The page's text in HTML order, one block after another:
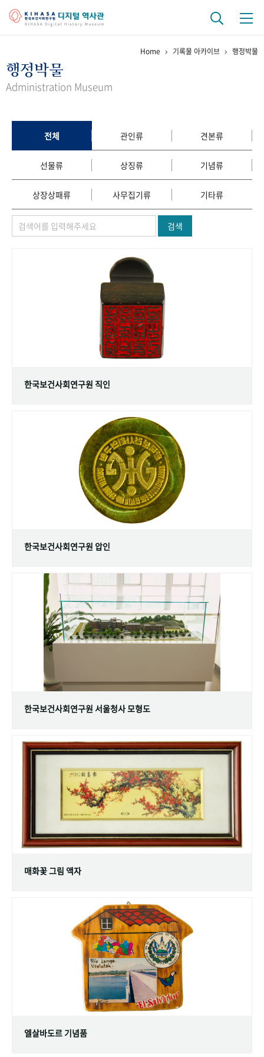
걸어온 길 기관 변천사
정책과 연구 키워드로 보는 연구 역사
연구자들
간행물 변천사
기록물 아카이브
사진 아카이브 문서 기록물 행정박물 영상 기록물
숫자로 보는 50년 50+1
Home 기록물 아카이브 행정박물
행정박물
Administration Museum
전체 관인류 견본류
선물류 상징류 기념류
상장상패류 사무집기류 기타류
검색
한국보건사회연구원 직인
한국보건사회연구원 압인
한국보건사회연구원 서울청사 모형도
매화꽃 그림 액자
엘살바도르 기념품